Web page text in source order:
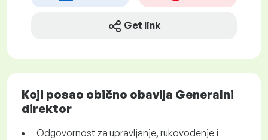
Get link
Koji posao obično obavlja Generalni
direktor
Odgovornost za upravljanje, rukovođenje i